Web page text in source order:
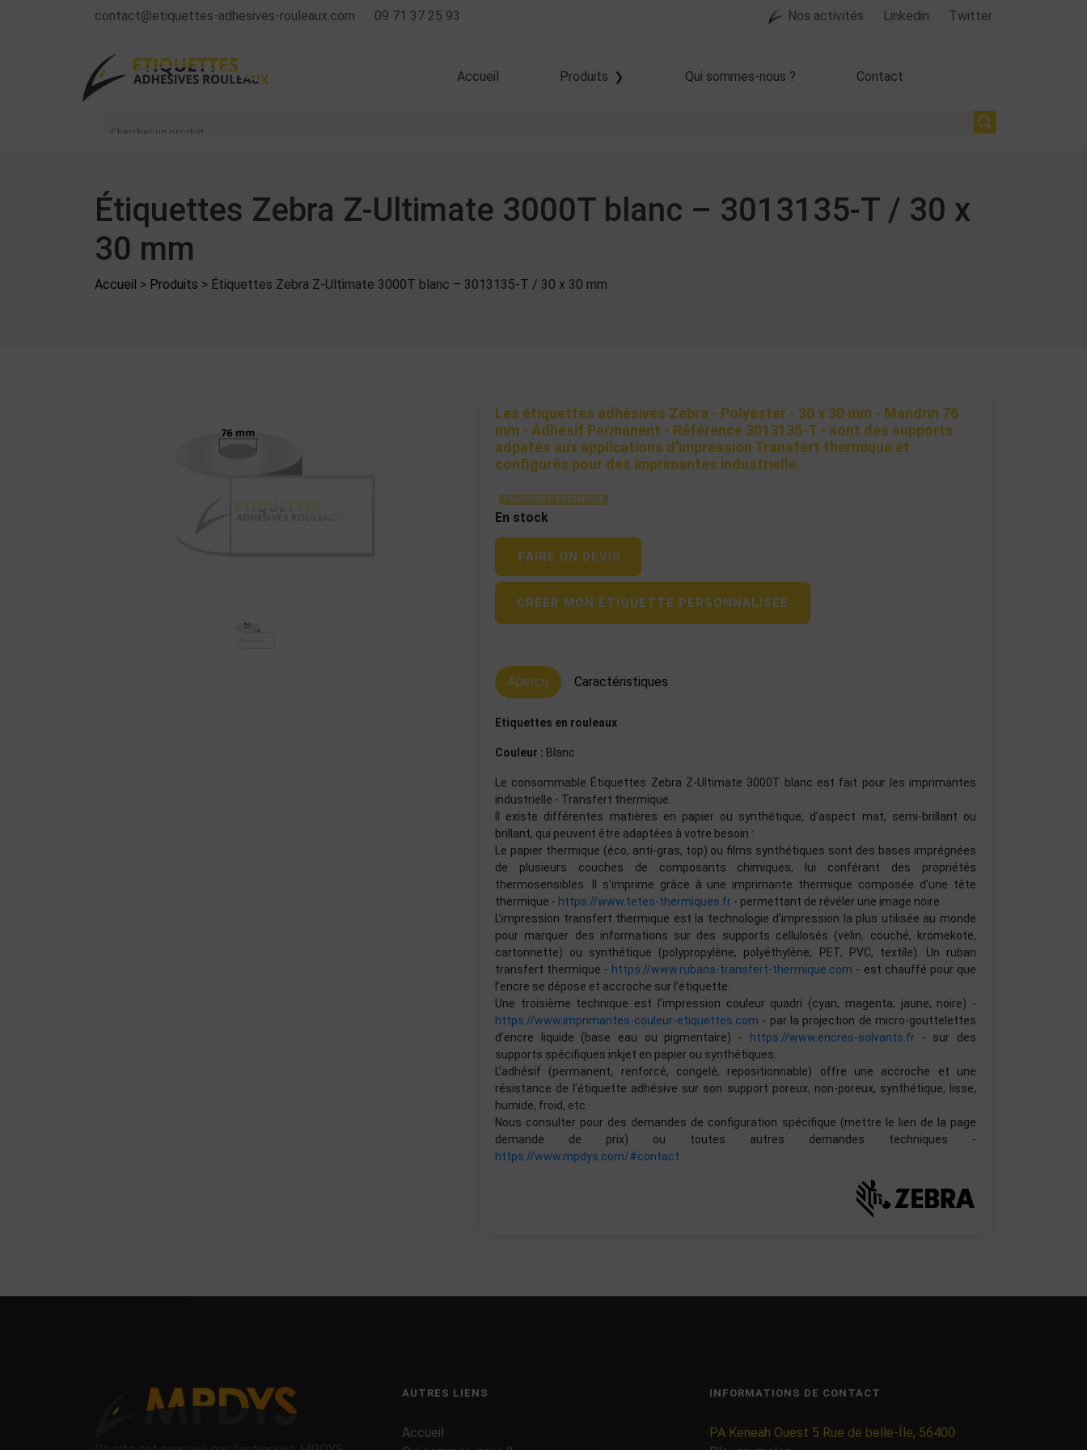
contact@etiquettes-adhesives-rouleaux.com 09 71 37 25 93 Nos activités Linkedin Twitter
Accueil Produits Qui sommes-nous ? Contact
Étiquettes Zebra Z-Ultimate 3000T blanc – 3013135-T / 30 x
30 mm
Accueil > Produits > Étiquettes Zebra Z-Ultimate 3000T blanc – 3013135-T / 30 x 30 mm
Les étiquettes adhésives Zebra - Polyester - 30 x 30 mm - Mandrin 76
mm - Adhesif Permanent - Référence 3013135-T - sont des supports
adpatés aux applications d’impression Transfert thermique et
configurés pour des imprimantes industrielle.
TRANSFERT THERMIQUE
En stock
FAIRE UN DEVIS
CRÉER MON ÉTIQUETTE PERSONNALISÉE
Aperçu Caractéristiques
Etiquettes en rouleaux
Couleur : Blanc
Le consommable Étiquettes Zebra Z-Ultimate 3000T blanc est fait pour les imprimantes
industrielle - Transfert thermique.
Il existe différentes matières en papier ou synthétique, d’aspect mat, semi-brillant ou
brillant, qui peuvent être adaptées à votre besoin :
Le papier thermique (éco, anti-gras, top) ou films synthétiques sont des bases imprégnées
de plusieurs couches de composants chimiques, lui conférant des propriétés
thermosensibles. Il s'imprime grâce à une imprimante thermique composée d'une tête
thermique - https://www.tetes-thermiques.fr - permettant de révéler une image noire.
L’impression transfert thermique est la technologie d’impression la plus utilisée au monde
pour marquer des informations sur des supports cellulosés (velin, couché, kromekote,
cartonnette) ou synthétique (polypropylène, polyéthylène, PET, PVC, textile). Un ruban
transfert thermique - https://www.rubans-transfert-thermique.com - est chauffé pour que
l’encre se dépose et accroche sur l’étiquette.
Une troisième technique est l’impression couleur quadri (cyan, magenta, jaune, noire) -
https://www.imprimantes-couleur-etiquettes.com - par la projection de micro-gouttelettes
d’encre liquide (base eau ou pigmentaire) -
https://www.encres-solvants.fr- sur des
supports spécifiques inkjet en papier ou synthétiques.
L’adhésif (permanent, renforcé, congelé, repositionnable) offre une accroche et une
résistance de l’étiquette adhésive sur son support poreux, non-poreux, synthétique, lisse,
humide, froid, etc.
Nous consulter pour des demandes de configuration spécifique (mettre le lien de la page
demande de prix) ou toutes autres demandes techniques -
https://www.mpdys.com/#contact
AUTRES LIENS
Accueil
INFORMATIONS DE CONTACT
PA Keneah Ouest 5 Rue de belle-Île, 56400